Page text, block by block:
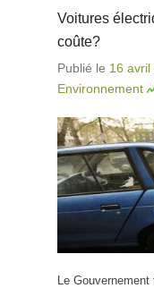
Voitures
coûte?
Publié le 16 avril
Environnement
Le